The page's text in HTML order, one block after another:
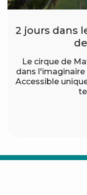
2 jours dans
Le cirque de
dans l'imaginaire
Accessible